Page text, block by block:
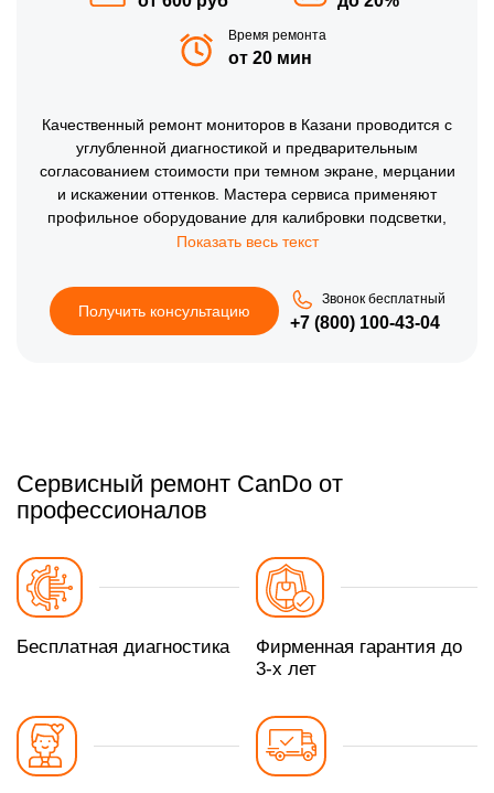
Время ремонта
от 20 мин
Качественный ремонт мониторов в Казани проводится с
углубленной диагностикой и предварительным
согласованием стоимости при темном экране, мерцании
и искажении оттенков. Мастера сервиса применяют
профильное оборудование для калибровки подсветки,
матрицы и электронных плат, восстанавливают цепи
разъемы, шлейфы и узлы обработки сигнала. После
контрольных испытаний подтверждается устойчивая
работа монитора.
Получить консультацию
Звонок бесплатный
+7 (800) 100-43-04
Сервисный ремонт CanDo от
профессионалов
Бесплатная диагностика
Фирменная гарантия до
3-х лет